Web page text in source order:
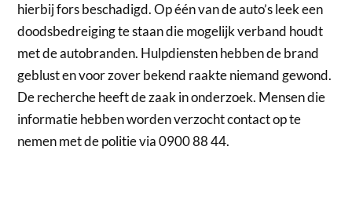
hierbij fors beschadigd. Op één van de auto’s leek een
doodsbedreiging te staan die mogelijk verband houdt
met de autobranden. Hulpdiensten hebben de brand
geblust en voor zover bekend raakte niemand gewond.
De recherche heeft de zaak in onderzoek. Mensen die
informatie hebben worden verzocht contact op te
nemen met de politie via 0900 88 44.